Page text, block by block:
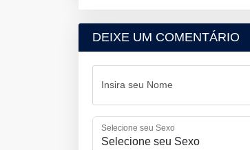
DEIXE UM COMENTÁRIO
Insira seu Nome
Selecione seu Sexo